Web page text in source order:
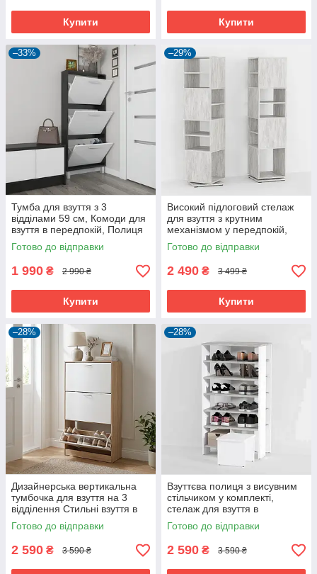
Купити Купити
–33%
Тумба для взуття з 3
відділами 59 см, Комоди для
взуття в передпокій, Полиця
для взуття збоку в коридор
Готово до відправки
1 990 ₴ 2 990 ₴
Купити
–29%
Високий підлоговий стелаж
для взуття з крутним
механізмом у передпокій,
взуттєва полиця для дому на
7 осередків
Готово до відправки
2 490 ₴ 3 499 ₴
Купити
–28%
Дизайнерська вертикальна
тумбочка для взуття на 3
відділення Стильні взуття в
передпокій
Готово до відправки
2 590 ₴ 3 590 ₴
–28%
Взуттєва полиця з висувним
стільчиком у комплекті,
стелаж для взуття в
передпокій з 6 полицями з
ЛДСП
Готово до відправки
2 590 ₴ 3 590 ₴